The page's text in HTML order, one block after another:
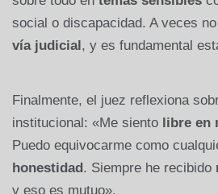
social o discapacidad. A veces
vía judicial , y es fundamental
Finalmente, el juez reflexiona
institucional: «Me siento libre en
Puedo equivocarme como
honestidad . Siempre he recibido
y eso es mutuo».